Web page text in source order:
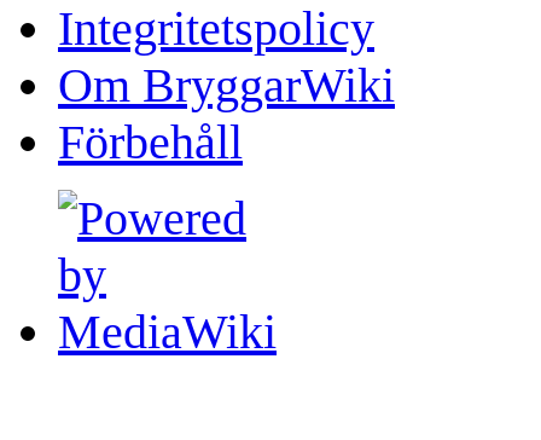
Integritetspolicy
Om BryggarWiki
Förbehåll